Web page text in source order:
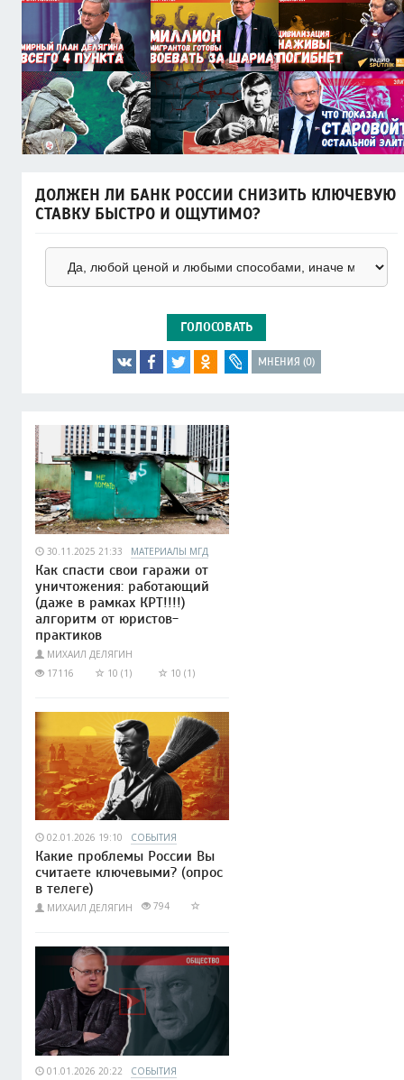
ДОЛЖЕН ЛИ БАНК РОССИИ СНИЗИТЬ КЛЮЧЕВУЮ
СТАВКУ БЫСТРО И ОЩУТИМО?
ГОЛОСОВАТЬ
МНЕНИЯ (0)
30.11.2025 21:33 МАТЕРИАЛЫ МГД
Как спасти свои гаражи от
уничтожения: работающий
(даже в рамках КРТ!!!!)
алгоритм от юристов-
практиков
МИХАИЛ ДЕЛЯГИН
17116
10 (1) 10 (1)
02.01.2026 19:10 СОБЫТИЯ
Какие проблемы России Вы
считаете ключевыми? (опрос
в телеге)
МИХАИЛ ДЕЛЯГИН 794
01.01.2026 20:22 СОБЫТИЯ